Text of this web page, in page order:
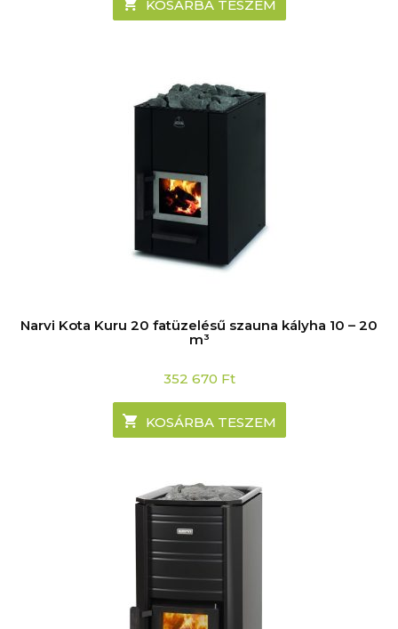
KOSÁRBA TESZEM
Narvi Kota Kuru 20 fatüzelésű szauna kályha 10 – 20
m³
352 670 Ft
KOSÁRBA TESZEM